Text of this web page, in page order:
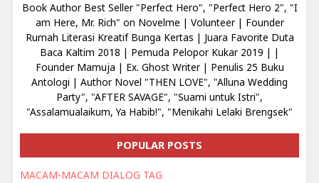
Book Author Best Seller "Perfect Hero", "Perfect Hero 2", "I
am Here, Mr. Rich" on Novelme | Volunteer | Founder
Rumah Literasi Kreatif Bunga Kertas | Juara Favorite Duta
Baca Kaltim 2018 | Pemuda Pelopor Kukar 2019 | |
Founder Mamuja | Ex. Ghost Writer | Penulis 25 Buku
Antologi | Author Novel "THEN LOVE", "Alluna Wedding
Party", "AFTER SAVAGE", "Suami untuk Istri",
"Assalamualaikum, Ya Habib!", "Menikahi Lelaki Brengsek"
POPULAR POSTS
MACAM-MACAM DIALOG TAG